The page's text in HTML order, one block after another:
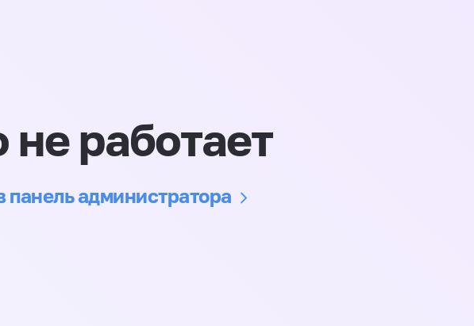
работает
панель администратора